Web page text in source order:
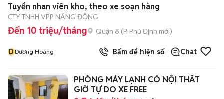
Tuyển nhan viên kho, theo xe soạn hàng
CTY TNHH VPP NĂNG ĐỘNG
Đến 10 triệu/tháng Quận 8 (P. Phú Định mới)
DDương Hoàng Bấm để hiện số Chat
PHÒNG MÁY LẠNH CÓ NỘI THẤT
GIỜ TỰ DO XE FREE